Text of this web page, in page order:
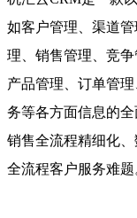
如客户管理、渠道
理、销售管理、竞
产品管理、订单管
务等各方面信息的
销售全流程精细化
全流程客户服务难题